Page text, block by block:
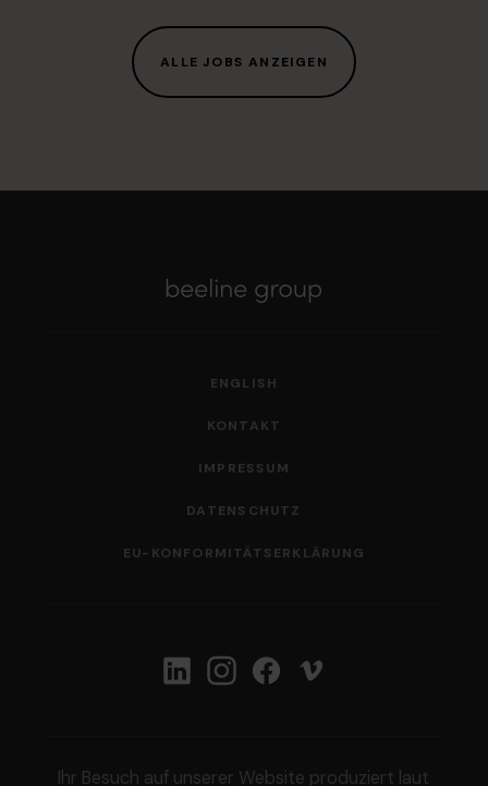
ALLE JOBS ANZEIGEN
ENGLISH
KONTAKT
IMPRESSUM
DATENSCHUTZ
EU-KONFORMITÄTS­ERKLÄRUNG
Ihr Besuch auf unserer Website produziert laut